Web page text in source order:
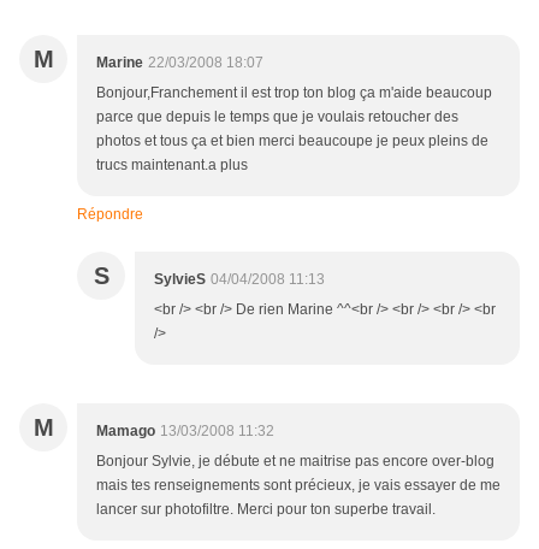
M Marine 22/03/2008 18:07
Bonjour,Franchement il est trop ton blog ça m'aide beaucoup
parce que depuis le temps que je voulais retoucher des
photos et tous ça et bien merci beaucoupe je peux pleins de
trucs maintenant.a plus
Répondre
S SylvieS 04/04/2008 11:13
<br /> <br /> De rien Marine ^^<br /> <br /> <br /> <br
/>
M Mamago 13/03/2008 11:32
Bonjour Sylvie, je débute et ne maitrise pas encore over-blog
mais tes renseignements sont précieux, je vais essayer de me
lancer sur photofiltre. Merci pour ton superbe travail.